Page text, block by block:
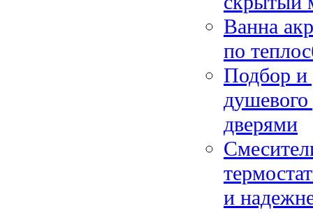
Ванна
по
Подбор и
дверями
и